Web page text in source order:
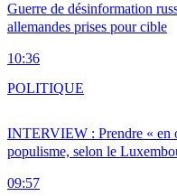
Guerre de désinformation
allemandes prises pour cible
10:36
INTERVIEW : Prendre « en
populisme, selon le
09:57
POLITIQUE